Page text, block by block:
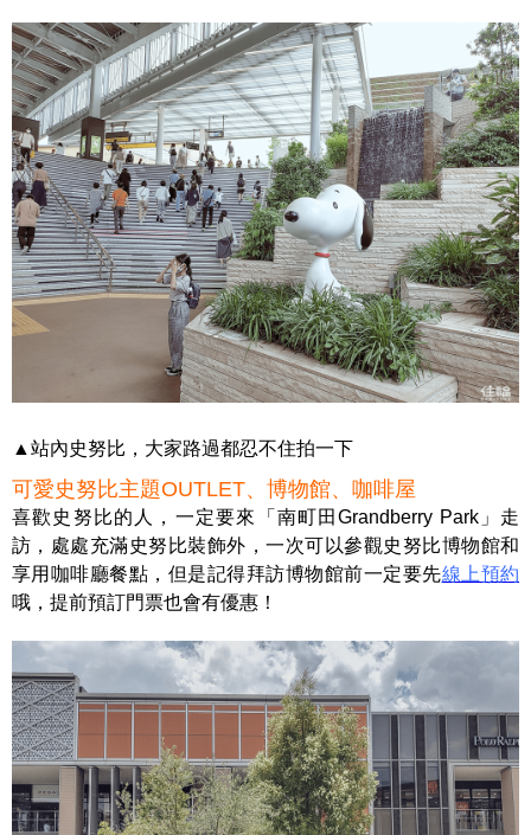
▲站內史努比，大家路過都忍不住拍一下
可愛史努比主題OUTLET、博物館、咖啡屋
喜歡史努比的人，一定要來「南町田Grandberry Park」走
訪，處處充滿史努比裝飾外，一次可以參觀史努比博物館和
享用咖啡廳餐點，但是記得拜訪博物館前一定要先線上預約
哦，提前預訂門票也會有優惠！